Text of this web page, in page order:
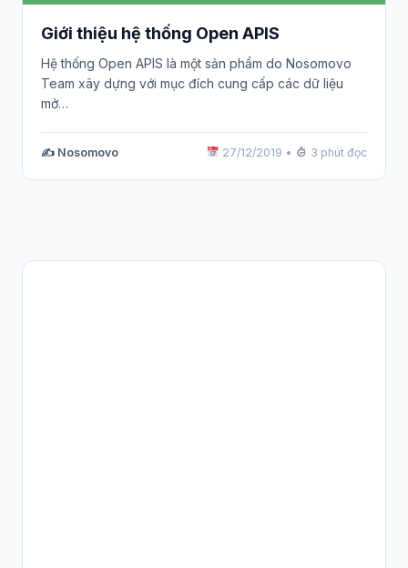
Giới thiệu hệ thống Open APIS
Hệ thống Open APIS là một sản phẩm do Nosomovo
Team xây dựng với mục đích cung cấp các dữ liệu
mở…
✍️ Nosomovo 27/12/2019 • 3 phút đọc